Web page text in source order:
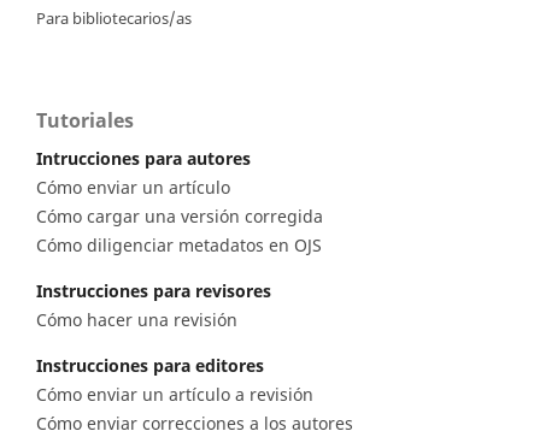
Para bibliotecarios/as
Tutoriales
Intrucciones para autores
Cómo enviar un artículo
Cómo cargar una versión corregida
Cómo diligenciar metadatos en OJS
Instrucciones para revisores
Cómo hacer una revisión
Instrucciones para editores
Cómo enviar un artículo a revisión
Cómo enviar correcciones a los autores